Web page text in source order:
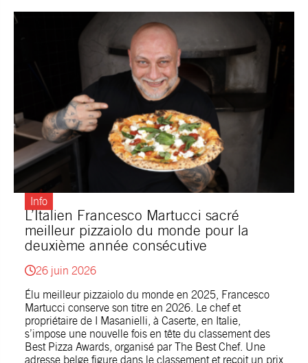
L’Italien Francesco Martucci sacré
meilleur pizzaiolo du monde pour la
deuxième année consécutive
Info
26 juin 2026
Élu meilleur pizzaiolo du monde en 2025, Francesco
Martucci conserve son titre en 2026. Le chef et
propriétaire de I Masanielli, à Caserte, en Italie,
s’impose une nouvelle fois en tête du classement des
Best Pizza Awards, organisé par The Best Chef. Une
adresse belge figure dans le classement et reçoit un prix